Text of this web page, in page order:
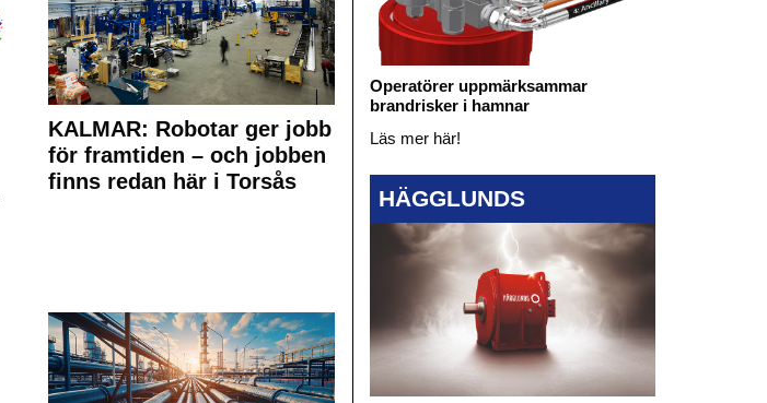
KALMAR: Robotar ger jobb
för framtiden – och jobben
finns redan här i Torsås
Operatörer uppmärksammar
brandrisker i hamnar
Läs mer här!
HÄGGLUNDS